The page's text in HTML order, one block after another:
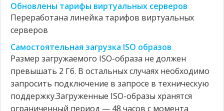
Обновлены тарифы виртуальных серверов
Переработана линейка тарифов виртуальных
серверов
Cамостоятельная загрузка ISO образов
Размер загружаемого ISO-образа не должен
превышать 2 Гб. В остальных случаях необходимо
запросить подключение в запросе в техническую
поддержку.Загруженные ISO-образы хранятся
ограниченный период — 48 часов с момента